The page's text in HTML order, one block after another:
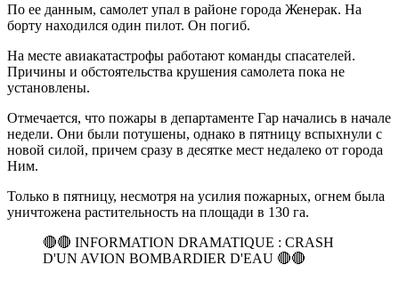
По ее данным, самолет упал в районе города Женерак. На
борту находился один пилот. Он погиб.
На месте авиакатастрофы работают команды спасателей.
Причины и обстоятельства крушения самолета пока не
установлены.
Отмечается, что пожары в департаменте Гар начались в начале
недели. Они были потушены, однако в пятницу вспыхнули с
новой силой, причем сразу в десятке мест недалеко от города
Ним.
Только в пятницу, несмотря на усилия пожарных, огнем была
уничтожена растительность на площади в 130 га.
🔴🔴 INFORMATION DRAMATIQUE : CRASH
D'UN AVION BOMBARDIER D'EAU 🔴🔴